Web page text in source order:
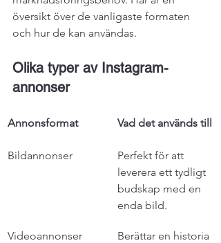
översikt över de vanligaste formaten
och hur de kan användas.
Olika typer av Instagram-
annonser
Annonsformat Vad det används till
Bildannonser
Perfekt för att
leverera ett tydligt
budskap med en
enda bild.
Videoannonser
Berättar en historia